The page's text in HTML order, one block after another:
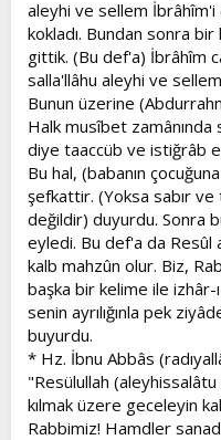
aleyhi ve sellem İbrâhîm'i
kokladı. Bundan sonra
gittik. (Bu def'a) İbrâhîm
salla'llâhu aleyhi ve
Bunun üzerine
Halk musîbet
diye taaccüb ve istiğrâb
Bu hal, (babanın
şefkattir. (Yoksa sabır
değildir) duyurdu. Sonra
eyledi. Bu def'a da Resûl
kalb mahzûn olur. Biz,
başka bir kelime ile izhâr-
senin ayrılığınla pek
buyurdu.
* Hz. İbnu Abbâs
"Resülullah
kılmak üzere geceleyin
Rabbimiz! Hamdler